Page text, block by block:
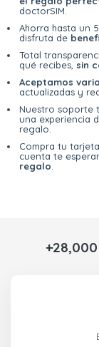
doctorSIM.
Ahorra hasta un
disfruta de
Total
qué recibes, sin
Aceptamos
actualizadas y
Nuestro soporte
una experiencia
regalo.
Compra tu
cuenta te
regalo